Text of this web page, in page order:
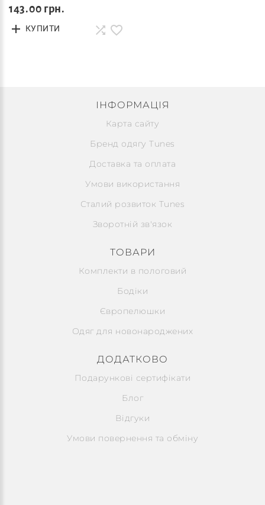
143.00 грн.
КУПИТИ
ІНФОРМАЦІЯ
Карта сайту
Бренд одягу Tunes
Доставка та оплата
Умови використання
Сталий розвиток Tunes
Зворотній зв'язок
ТОВАРИ
Комплекти в пологовий
Бодіки
Європелюшки
Одяг для новонароджених
ДОДАТКОВО
Подарункові сертифікати
Блог
Відгуки
Умови повернення та обміну